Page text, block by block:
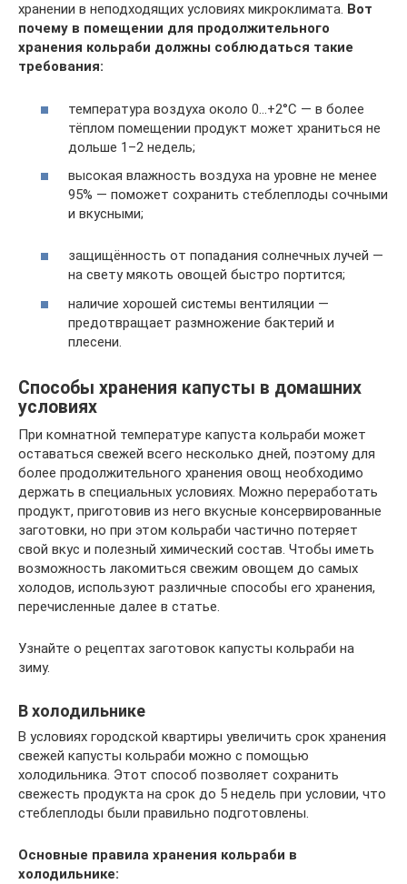
хранении в неподходящих условиях микроклимата. Вот
почему в помещении для продолжительного
хранения кольраби должны соблюдаться такие
требования:
температура воздуха около 0…+2°С — в более
тёплом помещении продукт может храниться не
дольше 1–2 недель;
высокая влажность воздуха на уровне не менее
95% — поможет сохранить стеблеплоды сочными
и вкусными;
защищённость от попадания солнечных лучей —
на свету мякоть овощей быстро портится;
наличие хорошей системы вентиляции —
предотвращает размножение бактерий и
плесени.
Способы хранения капусты в домашних
условиях
При комнатной температуре капуста кольраби может
оставаться свежей всего несколько дней, поэтому для
более продолжительного хранения овощ необходимо
держать в специальных условиях. Можно переработать
продукт, приготовив из него вкусные консервированные
заготовки, но при этом кольраби частично потеряет
свой вкус и полезный химический состав. Чтобы иметь
возможность лакомиться свежим овощем до самых
холодов, используют различные способы его хранения,
перечисленные далее в статье.
Узнайте о рецептах заготовок капусты кольраби на
зиму.
В холодильнике
В условиях городской квартиры увеличить срок хранения
свежей капусты кольраби можно с помощью
холодильника. Этот способ позволяет сохранить
свежесть продукта на срок до 5 недель при условии, что
стеблеплоды были правильно подготовлены.
Основные правила хранения кольраби в
холодильнике: